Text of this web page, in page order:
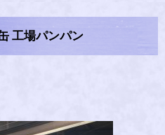
工場パンパン